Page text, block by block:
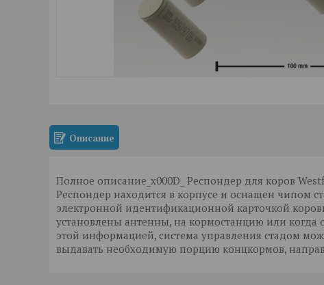
Описание
Полное описание_x000D_ Респондер для коров
Респондер находится в корпусе и оснащен чипом
электронной идентификационной карточкой
установлены антенны, на кормостанцию или когда
этой информацией, система управления стадом
выдавать необходимую порцию концкормов,